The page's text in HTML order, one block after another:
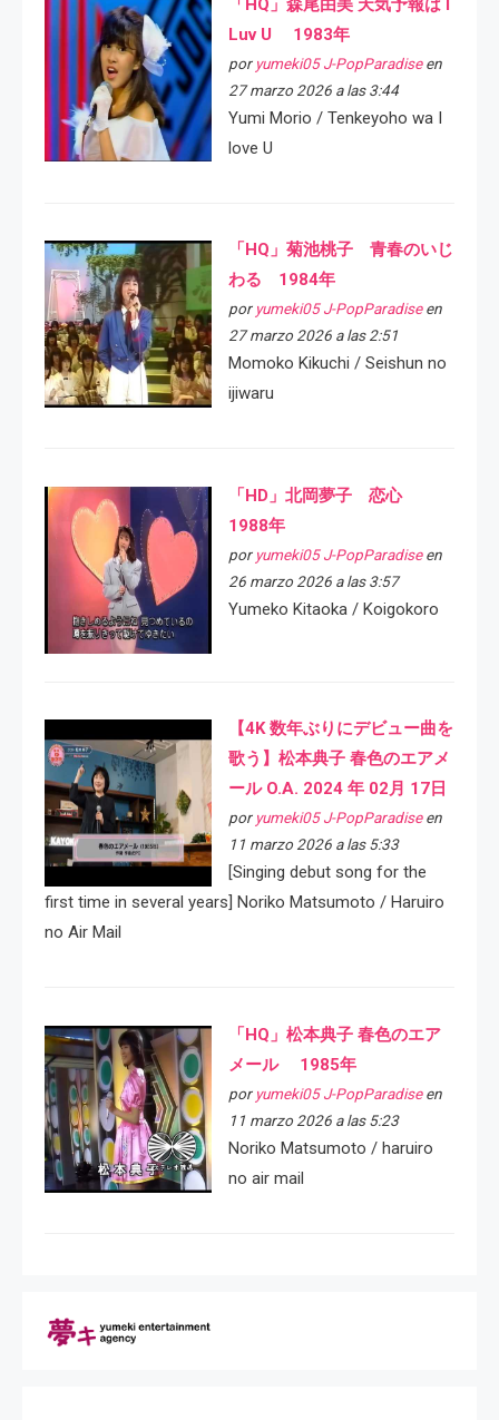
「HQ」森尾由美 天気予報は I
Luv U 1983年
por yumeki05 J-PopParadiseen
27 marzo 2026 a las 3:44
Yumi Morio / Tenkeyoho wa I
love U
「HQ」菊池桃子 青春のいじ
わる 1984年
por yumeki05 J-PopParadiseen
27 marzo 2026 a las 2:51
Momoko Kikuchi / Seishun no
ijiwaru
「HD」北岡夢子 恋心
1988年
por yumeki05 J-PopParadiseen
26 marzo 2026 a las 3:57
Yumeko Kitaoka / Koigokoro
【4K 数年ぶりにデビュー曲を
歌う】松本典子 春色のエアメ
ール O.A. 2024 年 02月 17日
por yumeki05 J-PopParadiseen
11 marzo 2026 a las 5:33
[Singing debut song for the
first time in several years] Noriko Matsumoto / Haruiro
no Air Mail
「HQ」松本典子 春色のエア
メール 1985年
por yumeki05 J-PopParadiseen
11 marzo 2026 a las 5:23
Noriko Matsumoto / haruiro
no air mail